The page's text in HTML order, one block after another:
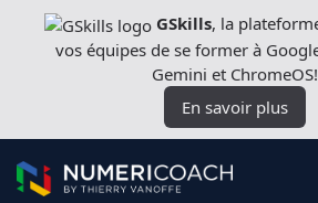
directement
GSkills, la
vos équipes de se former à
Gemini et ChromeOS!
En savoir plus